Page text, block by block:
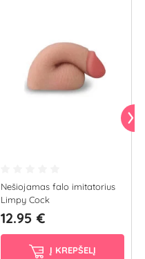
Nešiojamas falo imitatorius
Limpy Cock
12.95 €
Į KREPŠELĮ